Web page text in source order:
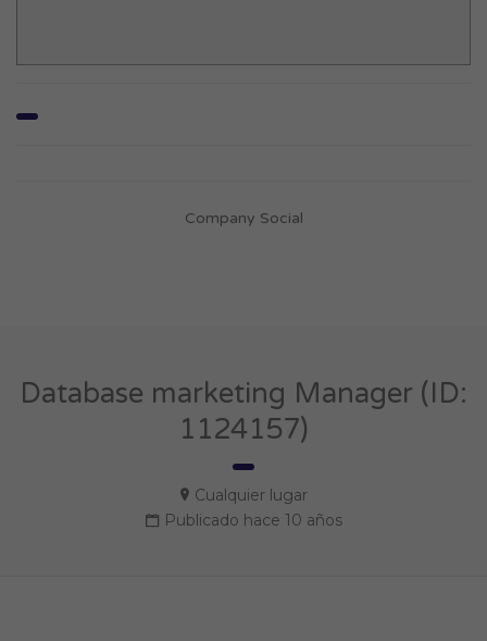
Company Social
Database marketing Manager (ID:
1124157)
Cualquier lugar
Publicado hace 10 años